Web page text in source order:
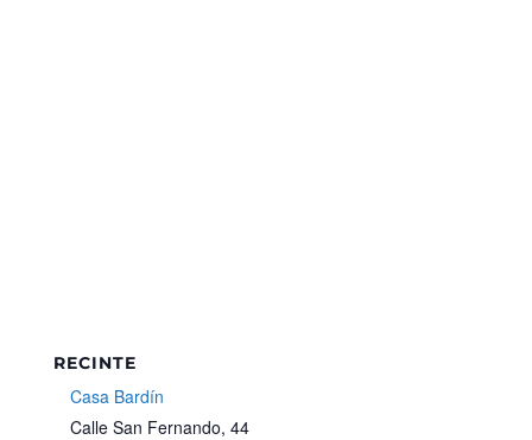
RECINTE
Casa Bardín
Calle San Fernando, 44